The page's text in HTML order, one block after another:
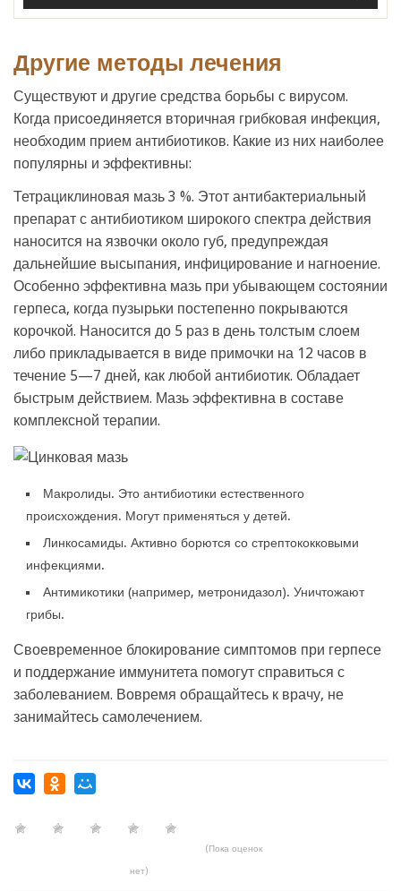
Другие методы лечения
Существуют и другие средства борьбы с вирусом.
Когда присоединяется вторичная грибковая инфекция,
необходим прием антибиотиков. Какие из них наиболее
популярны и эффективны:
Тетрациклиновая мазь 3 %. Этот антибактериальный
препарат с антибиотиком широкого спектра действия
наносится на язвочки около губ, предупреждая
дальнейшие высыпания, инфицирование и нагноение.
Особенно эффективна мазь при убывающем состоянии
герпеса, когда пузырьки постепенно покрываются
корочкой. Наносится до 5 раз в день толстым слоем
либо прикладывается в виде примочки на 12 часов в
течение 5—7 дней, как любой антибиотик. Обладает
быстрым действием. Мазь эффективна в составе
комплексной терапии.
Макролиды. Это антибиотики естественного
происхождения. Могут применяться у детей.
Линкосамиды. Активно борются со стрептококковыми
инфекциями.
Антимикотики (например, метронидазол). Уничтожают
грибы.
Своевременное блокирование симптомов при герпесе
и поддержание иммунитета помогут справиться с
заболеванием. Вовремя обращайтесь к врачу, не
занимайтесь самолечением.
(Пока оценок
нет)